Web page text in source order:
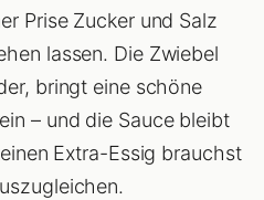
Prise Zucker und Salz
lassen. Die Zwiebel
bringt eine schöne
– und die Sauce bleibt
Extra-Essig brauchst